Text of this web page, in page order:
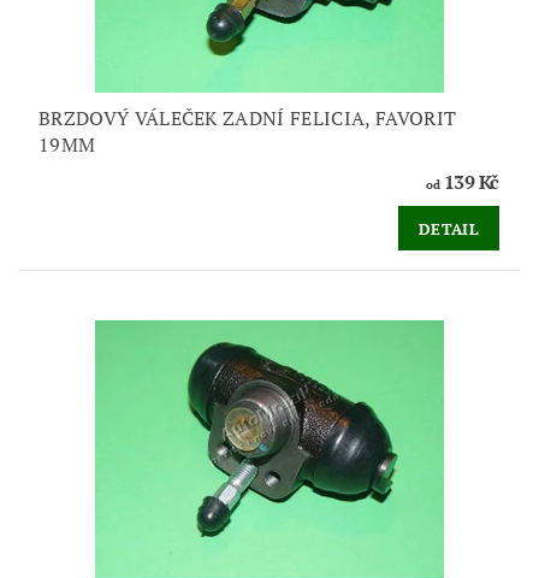
BRZDOVÝ VÁLEČEK ZADNÍ FELICIA, FAVORIT
19MM
od139 Kč
DETAIL